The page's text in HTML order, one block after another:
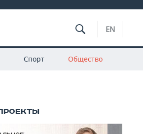
EN
Спорт Общество